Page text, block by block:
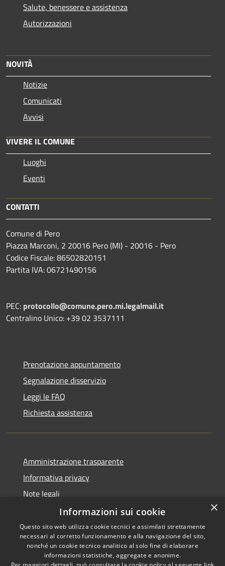
Salute, benessere e assistenza
Autorizzazioni
NOVITÀ
Notizie
Comunicati
Avvisi
VIVERE IL COMUNE
Luoghi
Eventi
CONTATTI
Comune di Pero
Piazza Marconi, 2 20016 Pero (MI) - 20016 - Pero
Codice Fiscale: 86502820151
Partita IVA: 06721490156
PEC: protocollo@comune.pero.mi.legalmail.it
Centralino Unico: +39 02 3537111
Prenotazione appuntamento
Segnalazione disservizio
Leggi le FAQ
Richiesta assistenza
Amministrazione trasparente
Informativa privacy
Note legali
Dichiarazione di accessibilità
RSS Copyright © 2026 • Comune di
×
Informazioni sui cookie
Questo sito web utilizza cookie tecnici e assimilati strettamente
necessari al corretto funzionamento e alla navigazione del sito,
nonché un cookie tecnico analitico al solo fine di elaborare
informazioni statistiche, aggregate e anonime.